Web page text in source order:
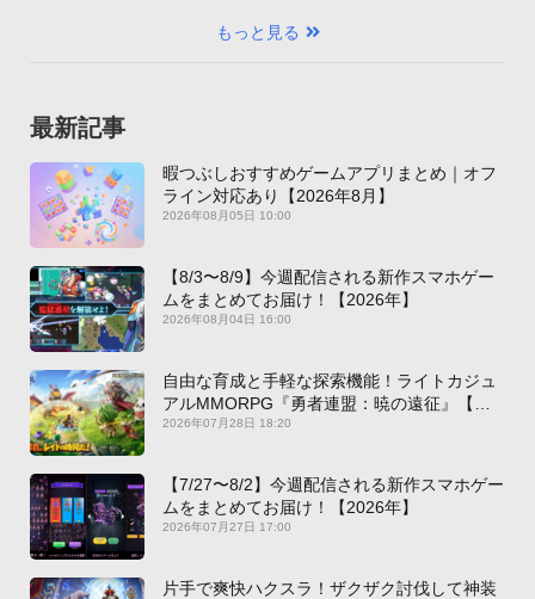
もっと見る
最新記事
暇つぶしおすすめゲームアプリまとめ｜オフ
ライン対応あり【2026年8月】
2026年08月05日 10:00
【8/3〜8/9】今週配信される新作スマホゲー
ムをまとめてお届け！【2026年】
2026年08月04日 16:00
自由な育成と手軽な探索機能！ライトカジュ
アルMMORPG『勇者連盟：暁の遠征』【最
新作PICKUP】
2026年07月28日 18:20
【7/27〜8/2】今週配信される新作スマホゲー
ムをまとめてお届け！【2026年】
2026年07月27日 17:00
片手で爽快ハクスラ！ザクザク討伐して神装